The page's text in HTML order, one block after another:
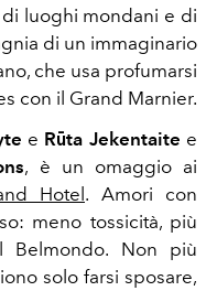
luoghi mondani e di
di un immaginario
che usa profumarsi
con il Grand Marnier.
e Rūta Jekentaite e
, è un omaggio ai
Hotel. Amori con
meno tossicità, più
Belmondo. Non più
solo farsi sposare,